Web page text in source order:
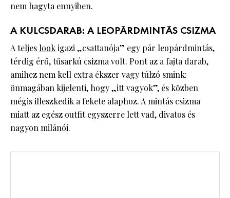
nem hagyta ennyiben.
A KULCSDARAB: A LEOPÁRDMINTÁS CSIZMA
A teljes lookigazi „csattanója” egy pár leopárdmintás,
térdig érő, tűsarkú csizma volt. Pont az a fajta darab,
amihez nem kell extra ékszer vagy túlzó smink:
önmagában kijelenti, hogy „itt vagyok”, és közben
mégis illeszkedik a fekete alaphoz. A mintás csizma
miatt az egész outfit egyszerre lett vad, divatos és
nagyon milánói.